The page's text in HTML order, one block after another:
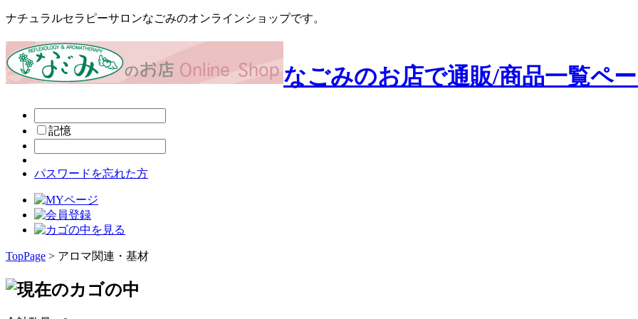
ナチュラルセラピーサロンなごみのオンラインショップです。
なごみのお店で通販/商品一覧ペ
記憶
パスワードを忘れた方
TopPage > アロマ関連・基材